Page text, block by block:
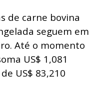
de carne bovina
seguem em
Até o momento
US$ 1,081
US$ 83,210